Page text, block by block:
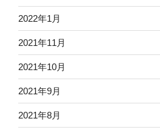
2022年1月
2021年11月
2021年10月
2021年9月
2021年8月